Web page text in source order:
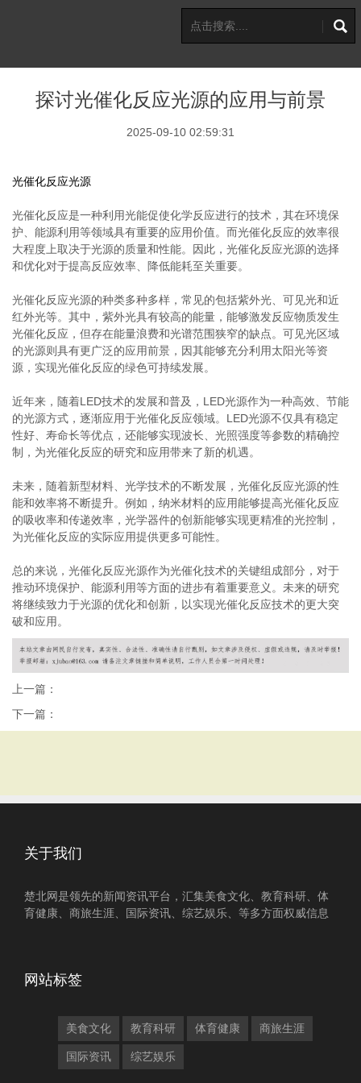
探讨光催化反应光源的应用与前景
2025-09-10 02:59:31
光催化反应光源
光催化反应是一种利用光能促使化学反应进行的技术，其在环境保
护、能源利用等领域具有重要的应用价值。而光催化反应的效率很
大程度上取决于光源的质量和性能。因此，光催化反应光源的选择
和优化对于提高反应效率、降低能耗至关重要。
光催化反应光源的种类多种多样，常见的包括紫外光、可见光和近
红外光等。其中，紫外光具有较高的能量，能够激发反应物质发生
光催化反应，但存在能量浪费和光谱范围狭窄的缺点。可见光区域
的光源则具有更广泛的应用前景，因其能够充分利用太阳光等资
源，实现光催化反应的绿色可持续发展。
近年来，随着LED技术的发展和普及，LED光源作为一种高效、节能
的光源方式，逐渐应用于光催化反应领域。LED光源不仅具有稳定
性好、寿命长等优点，还能够实现波长、光照强度等参数的精确控
制，为光催化反应的研究和应用带来了新的机遇。
未来，随着新型材料、光学技术的不断发展，光催化反应光源的性
能和效率将不断提升。例如，纳米材料的应用能够提高光催化反应
的吸收率和传递效率，光学器件的创新能够实现更精准的光控制，
为光催化反应的实际应用提供更多可能性。
总的来说，光催化反应光源作为光催化技术的关键组成部分，对于
推动环境保护、能源利用等方面的进步有着重要意义。未来的研究
将继续致力于光源的优化和创新，以实现光催化反应技术的更大突
破和应用。
上一篇：
下一篇：
关于我们
楚北网是领先的新闻资讯平台，汇集美食文化、教育科研、体
育健康、商旅生涯、国际资讯、综艺娱乐、等多方面权威信息
网站标签
美食文化 教育科研 体育健康 商旅生涯
国际资讯 综艺娱乐